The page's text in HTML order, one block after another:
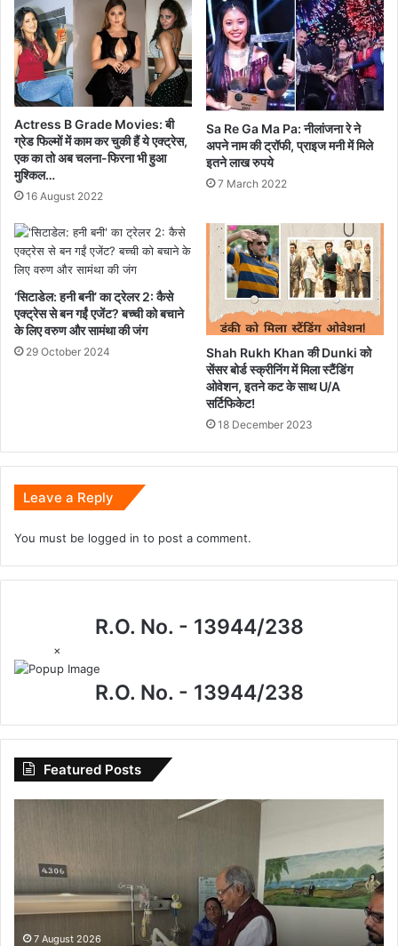
Actress B Grade Movies: बी
ग्रेड फिल्मों में काम कर चुकी हैं ये एक्ट्रेस,
एक का तो अब चलना-फिरना भी हुआ
मुश्किल…
16 August 2022
Sa Re Ga Ma Pa: नीलांजना रे ने
अपने नाम की ट्रॉफी, प्राइज मनी में मिले
इतने लाख रुपये
7 March 2022
‘सिटाडेल: हनी बनी’ का ट्रेलर 2: कैसे
एक्ट्रेस से बन गईं एजेंट? बच्ची को बचाने
के लिए वरुण और सामंथा की जंग
29 October 2024
Shah Rukh Khan की Dunki को
सेंसर बोर्ड स्क्रीनिंग में मिला स्टैंडिंग
ओवेशन, इतने कट के साथ U/A
सर्टिफिकेट!
18 December 2023
Leave a Reply
You must be logged in to post a comment.
R.O. No. - 13944/238
×
R.O. No. - 13944/238
Featured Posts
अस्पताल
पहुंचे
सांसद
बृजमोहन
अग्रवाल,
7 August 2026